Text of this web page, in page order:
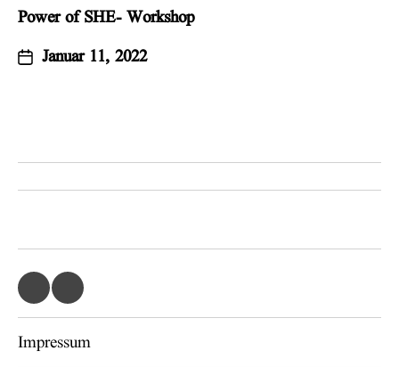
Power of SHE- Workshop
Januar 11, 2022
Impressum